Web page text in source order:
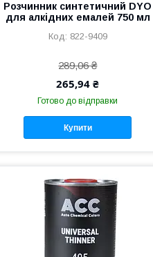
Розчинник синтетичний DYO
для алкідних емалей 750 мл
822-9409
289,06 ₴
265,94 ₴
Готово до відправки
Купити